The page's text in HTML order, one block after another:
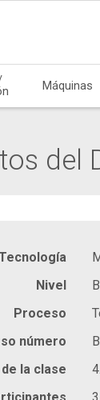
Máquinas
del
Nivel
Proceso
número
la clase